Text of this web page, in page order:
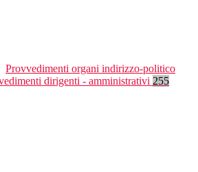
Provvedimenti organi indirizzo-politico
dirigenti - amministrativi 255